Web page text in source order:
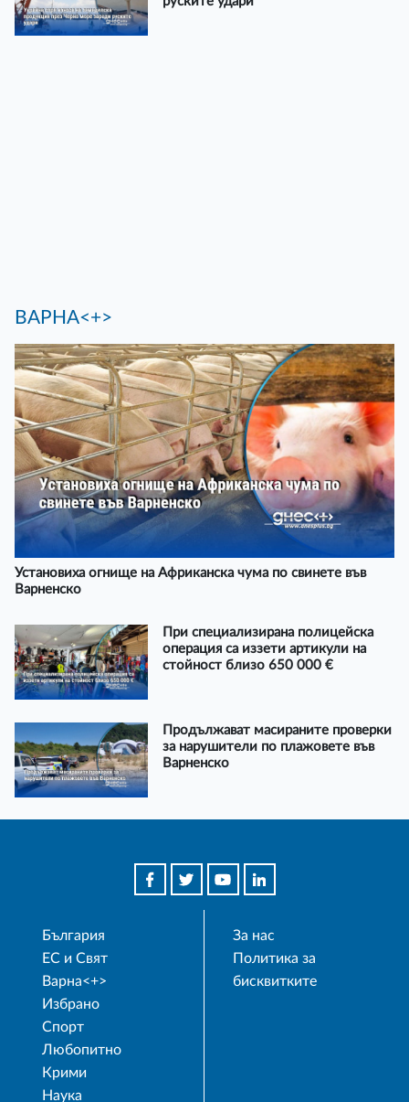
ВАРНА<+>
Установиха огнище на Африканска чума по свинете във
Варненско
При специализирана полицейска
операция са иззети артикули на
стойност близо 650 000 €
Продължават масираните проверки
за нарушители по плажовете във
Варненско
България
ЕС и Свят
Варна<+>
Избрано
Спорт
Любопитно
Крими
Наука
За нас
Политика за
бисквитките